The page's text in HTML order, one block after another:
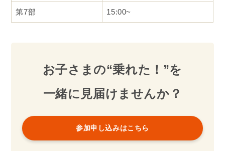
第7部 15:00~
お子さまの“乗れた！”を
一緒に見届けませんか？
参加申し込みはこちら